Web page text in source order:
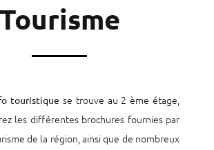
Tourisme
touristiquese trouve au 2 ème étage,
les différentes brochures fournies par
de la région, ainsi que de nombreux